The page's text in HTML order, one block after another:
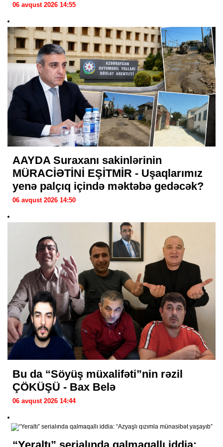
06 avqust 2026 14:55
AAYDA Suraxanı sakinlərinin
MÜRACİƏTİNİ EŞİTMİR - Uşaqlarımız
yenə palçıq içində məktəbə gedəcək?
06 avqust 2026 14:50
Bu da “Söyüş müxalifəti”nin rəzil
ÇÖKÜŞÜ - Bax Belə
06 avqust 2026 14:44